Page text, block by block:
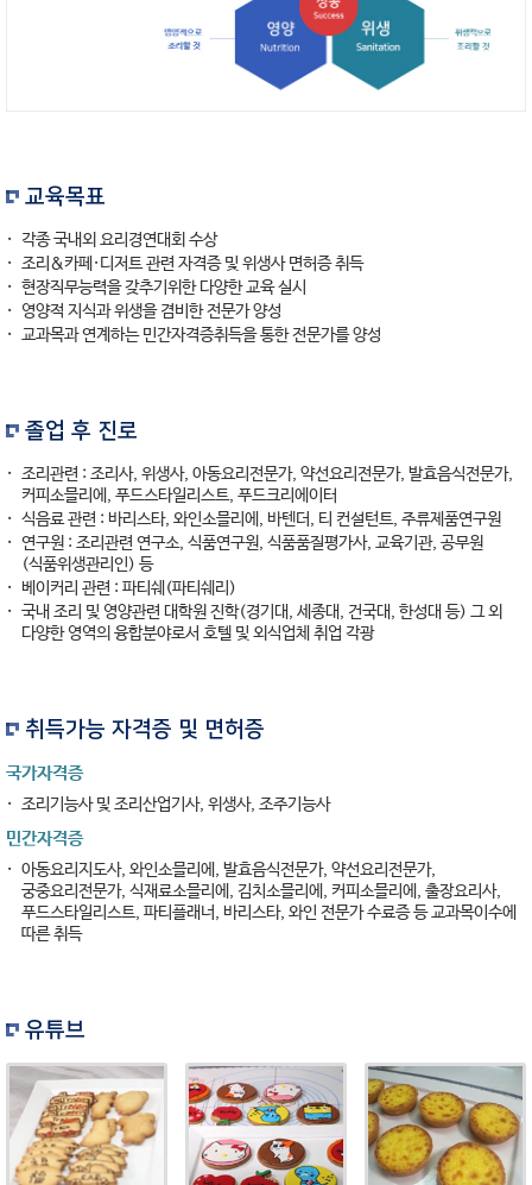
교육목표
각종 국내외 요리경연대회 수상
조리&카페·디저트 관련 자격증 및 위생사 면허증 취득
현장직무능력을 갖추기위한 다양한 교육 실시
영양적 지식과 위생을 겸비한 전문가 양성
교과목과 연계하는 민간자격증취득을 통한 전문가를 양성
졸업 후 진로
조리관련 : 조리사, 위생사, 아동요리전문가, 약선요리전문가, 발효음식전문가,
커피소믈리에, 푸드스타일리스트, 푸드크리에이터
식음료 관련 : 바리스타, 와인소믈리에, 바텐더, 티 컨설턴트, 주류제품연구원
연구원 : 조리관련 연구소, 식품연구원, 식품품질평가사, 교육기관, 공무원
(식품위생관리인) 등
베이커리 관련 : 파티쉐(파티쉐리)
국내 조리 및 영양관련 대학원 진학(경기대, 세종대, 건국대, 한성대 등) 그 외
다양한 영역의 융합분야로서 호텔 및 외식업체 취업 각광
취득가능 자격증 및 면허증
국가자격증
조리기능사 및 조리산업기사, 위생사, 조주기능사
민간자격증
아동요리지도사, 와인소믈리에, 발효음식전문가, 약선요리전문가,
궁중요리전문가, 식재료소믈리에, 김치소믈리에, 커피소믈리에, 출장요리사,
푸드스타일리스트, 파티플래너, 바리스타, 와인 전문가 수료증 등 교과목이수에
따른 취득
유튜브